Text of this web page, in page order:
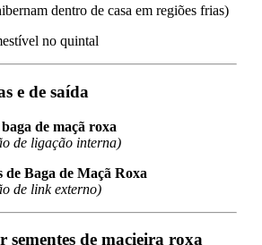
dentro de casa em regiões frias)
no quintal
e de saída
de maçã roxa
de ligação interna)
de Baga de Maçã Roxa
de link externo)
sementes de macieira roxa